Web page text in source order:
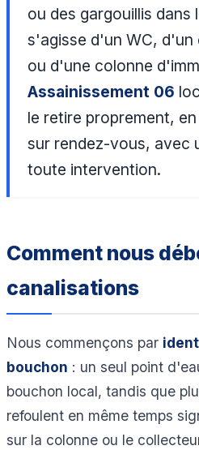
ou des gargouillis dans
s'agisse d'un WC, d'un
ou d'une colonne
Assainissement 06
le retire proprement,
sur rendez-vous, avec
toute intervention.
Comment nous
canalisations
Nous commençons par
bouchon : un seul point
bouchon local, tandis que
refoulent en même temps
sur la colonne ou le